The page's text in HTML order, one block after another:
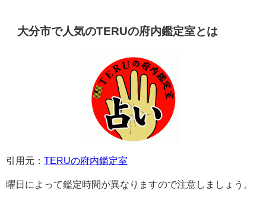
大分市で人気のTERUの府内鑑定室とは
引用元： TERUの府内鑑定室
曜日によって鑑定時間が異なりますので注意しましょう。